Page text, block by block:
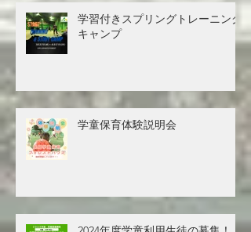
学習付きスプリングトレーニング
キャンプ
学童保育体験説明会